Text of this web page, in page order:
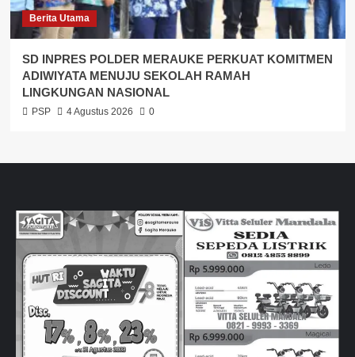
Berita Utama
SD INPRES POLDER MERAUKE PERKUAT KOMITMEN
ADIWIYATA MENUJU SEKOLAH RAMAH
LINGKUNGAN NASIONAL
PSP 4 Agustus 2026 0